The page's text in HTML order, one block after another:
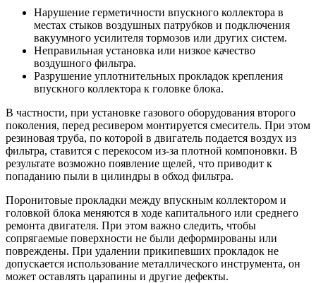
Нарушение герметичности впускного коллектора в
местах стыков воздушных патрубков и подключения
вакуумного усилителя тормозов или других систем.
Неправильная установка или низкое качество
воздушного фильтра.
Разрушение уплотнительных прокладок крепления
впускного коллектора к головке блока.
В частности, при установке газового оборудования второго
поколения, перед ресивером монтируется смеситель. При этом
резиновая труба, по которой в двигатель подается воздух из
фильтра, ставится с перекосом из-за плотной компоновки. В
результате возможно появление щелей, что приводит к
попаданию пыли в цилиндры в обход фильтра.
Поронитовые прокладки между впускным коллектором и
головкой блока меняются в ходе капитального или среднего
ремонта двигателя. При этом важно следить, чтобы
сопрягаемые поверхности не были деформированы или
повреждены. При удалении прикипевших прокладок не
допускается использование металлического инструмента, он
может оставлять царапины и другие дефекты.